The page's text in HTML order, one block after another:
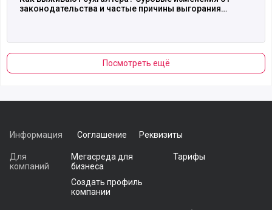
законодательства и частые причины выгорания…
Посмотреть ещё
Информация Соглашение Реквизиты
Для
компаний
Мегасреда для
бизнеса
Тарифы
Создать профиль
компании